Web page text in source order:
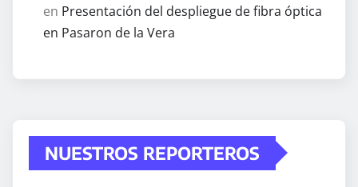
en Presentación del despliegue de fibra óptica
en Pasaron de la Vera
NUESTROS REPORTEROS